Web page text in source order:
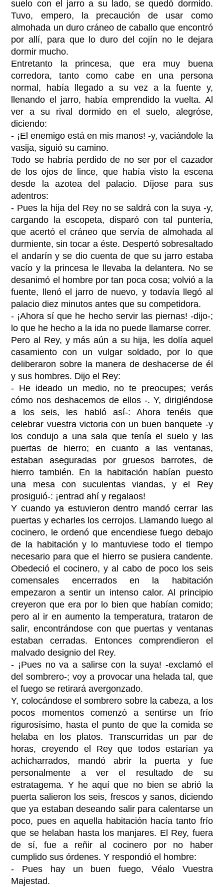
suelo con el jarro a su lado, se quedó dormido.
Tuvo, empero, la precaución de usar como
almohada un duro cráneo de caballo que encontró
por allí, para que lo duro del cojín no le dejara
dormir mucho.
Entretanto la princesa, que era muy buena
corredora, tanto como cabe en una persona
normal, había llegado a su vez a la fuente y,
llenando el jarro, había emprendido la vuelta. Al
ver a su rival dormido en el suelo, alegróse,
diciendo:
- ¡El enemigo está en mis manos! -y, vaciándole la
vasija, siguió su camino.
Todo se habría perdido de no ser por el cazador
de los ojos de lince, que había visto la escena
desde la azotea del palacio. Díjose para sus
adentros:
- Pues la hija del Rey no se saldrá con la suya -y,
cargando la escopeta, disparó con tal puntería,
que acertó el cráneo que servía de almohada al
durmiente, sin tocar a éste. Despertó sobresaltado
el andarín y se dio cuenta de que su jarro estaba
vacío y la princesa le llevaba la delantera. No se
desanimó el hombre por tan poca cosa; volvió a la
fuente, llenó el jarro de nuevo, y todavía llegó al
palacio diez minutos antes que su competidora.
- ¡Ahora sí que he hecho servir las piernas! -dijo-;
lo que he hecho a la ida no puede llamarse correr.
Pero al Rey, y más aún a su hija, les dolía aquel
casamiento con un vulgar soldado, por lo que
deliberaron sobre la manera de deshacerse de él
y sus hombres. Dijo el Rey:
- He ideado un medio, no te preocupes; verás
cómo nos deshacemos de ellos -. Y, dirigiéndose
a los seis, les habló así-: Ahora tenéis que
celebrar vuestra victoria con un buen banquete -y
los condujo a una sala que tenía el suelo y las
puertas de hierro; en cuanto a las ventanas,
estaban aseguradas por gruesos barrotes, de
hierro también. En la habitación habían puesto
una mesa con suculentas viandas, y el Rey
prosiguió-: ¡entrad ahí y regalaos!
Y cuando ya estuvieron dentro mandó cerrar las
puertas y echarles los cerrojos. Llamando luego al
cocinero, le ordenó que encendiese fuego debajo
de la habitación y lo mantuviese todo el tiempo
necesario para que el hierro se pusiera candente.
Obedeció el cocinero, y al cabo de poco los seis
comensales encerrados en la habitación
empezaron a sentir un intenso calor. Al principio
creyeron que era por lo bien que habían comido;
pero al ir en aumento la temperatura, trataron de
salir, encontrándose con que puertas y ventanas
estaban cerradas. Entonces comprendieron el
malvado designio del Rey.
- ¡Pues no va a salirse con la suya! -exclamó el
del sombrero-; voy a provocar una helada tal, que
el fuego se retirará avergonzado.
Y, colocándose el sombrero sobre la cabeza, a los
pocos momentos comenzó a sentirse un frío
rigurosísimo, hasta el punto de que la comida se
helaba en los platos. Transcurridas un par de
horas, creyendo el Rey que todos estarían ya
achicharrados, mandó abrir la puerta y fue
personalmente a ver el resultado de su
estratagema. Y he aquí que no bien se abrió la
puerta salieron los seis, frescos y sanos, diciendo
que ya estaban deseando salir para calentarse un
poco, pues en aquella habitación hacía tanto frío
que se helaban hasta los manjares. El Rey, fuera
de sí, fue a reñir al cocinero por no haber
cumplido sus órdenes. Y respondió el hombre:
- Pues hay un buen fuego, Véalo Vuestra
Majestad.